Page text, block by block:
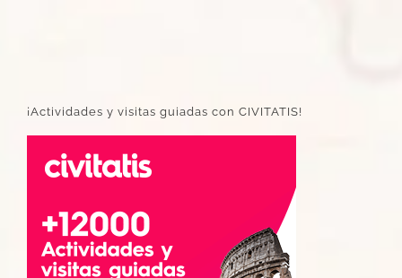
¡Actividades y visitas guiadas con CIVITATIS!